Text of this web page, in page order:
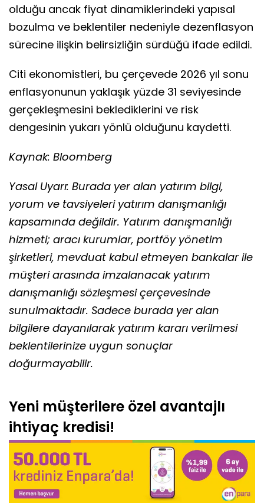
olduğu ancak fiyat dinamiklerindeki yapısal
bozulma ve beklentiler nedeniyle dezenflasyon
sürecine ilişkin belirsizliğin sürdüğü ifade edildi.
Citi ekonomistleri, bu çerçevede 2026 yıl sonu
enflasyonunun yaklaşık yüzde 31 seviyesinde
gerçekleşmesini beklediklerini ve risk
dengesinin yukarı yönlü olduğunu kaydetti.
Kaynak: Bloomberg
Yasal Uyarı: Burada yer alan yatırım bilgi,
yorum ve tavsiyeleri yatırım danışmanlığı
kapsamında değildir. Yatırım danışmanlığı
hizmeti; aracı kurumlar, portföy yönetim
şirketleri, mevduat kabul etmeyen bankalar ile
müşteri arasında imzalanacak yatırım
danışmanlığı sözleşmesi çerçevesinde
sunulmaktadır. Sadece burada yer alan
bilgilere dayanılarak yatırım kararı verilmesi
beklentilerinize uygun sonuçlar
doğurmayabilir.
Yeni müşterilere özel avantajlı
ihtiyaç kredisi!